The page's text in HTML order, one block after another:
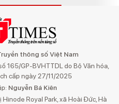
thông số Việt Nam
165/GP-BVHTTDL do Bộ Văn hóa,
cấp ngày 27/11/2025
Nguyễn Bá Kiên
Hinode Royal Park, xã Hoài Đức, Hà